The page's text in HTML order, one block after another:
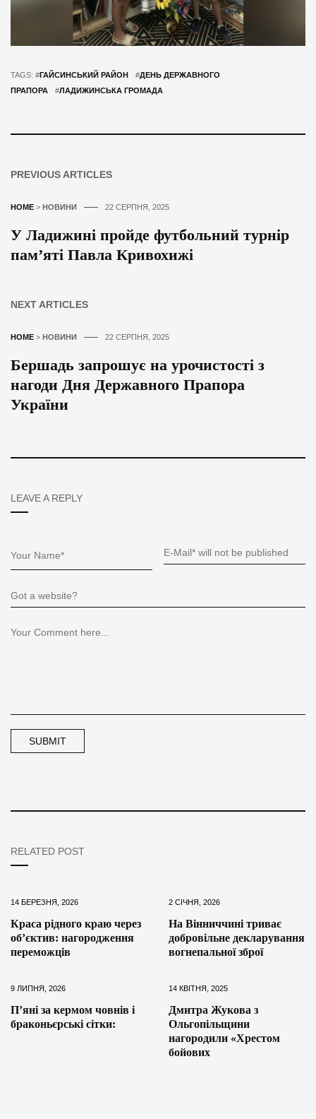
TAGS: #ГАЙСИНСЬКИЙ РАЙОН #ДЕНЬ ДЕРЖАВНОГО
ПРАПОРА
#ЛАДИЖИНСЬКА ГРОМАДА
PREVIOUS ARTICLES
HOME > НОВИНИ 22 СЕРПНЯ, 2025
У Ладижині пройде футбольний турнір
пам’яті Павла Кривохижі
NEXT ARTICLES
HOME > НОВИНИ 22 СЕРПНЯ, 2025
Бершадь запрошує на урочистості з
нагоди Дня Державного Прапора
України
LEAVE A REPLY
RELATED POST
14 БЕРЕЗНЯ, 2026
Краса рідного краю через
об’єктив: нагородження
переможців
2 СІЧНЯ, 2026
На Вінниччині триває
добровільне декларування
вогнепальної зброї
9 ЛИПНЯ, 2026
П’яні за кермом човнів і
браконьєрські сітки:
14 КВІТНЯ, 2025
Дмитра Жукова з
Ольгопільщини
нагородили «Хрестом
бойових